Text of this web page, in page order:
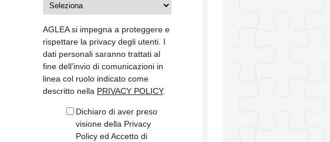
AGLEA si impegna a proteggere e
rispettare la privacy degli utenti. I
dati personali saranno trattati al
fine dell’invio di comunicazioni in
linea col ruolo indicato come
descritto nella PRIVACY POLICY.
Dichiaro di aver preso
visione della Privacy
Policy ed Accetto di